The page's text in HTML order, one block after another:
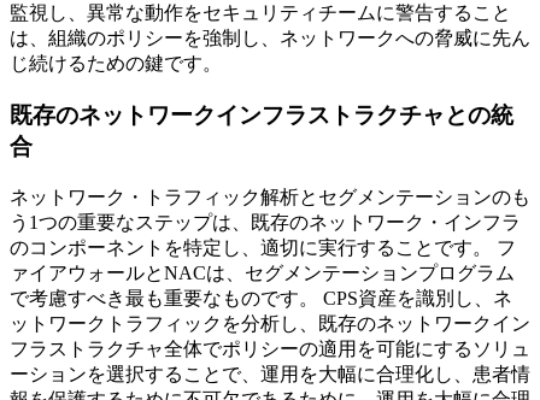
監視し、異常な動作をセキュリティチームに警告すること
は、組織のポリシーを強制し、ネットワークへの脅威に先ん
じ続けるための鍵です。
既存のネットワークインフラストラクチャとの統
合
ネットワーク・トラフィック解析とセグメンテーションのも
う1つの重要なステップは、既存のネットワーク・インフラ
のコンポーネントを特定し、適切に実行することです。 フ
ァイアウォールとNACは、セグメンテーションプログラム
で考慮すべき最も重要なものです。 CPS資産を識別し、ネ
ットワークトラフィックを分析し、既存のネットワークイン
フラストラクチャ全体でポリシーの適用を可能にするソリュ
ーションを選択することで、運用を大幅に合理化し、患者情